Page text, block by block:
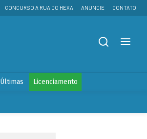
CONCURSO A RUA DO HEXA ANUNCIE CONTATO
Últimas Licenciamento